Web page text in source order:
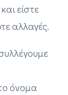
είστε
αλλαγές.
όνομα